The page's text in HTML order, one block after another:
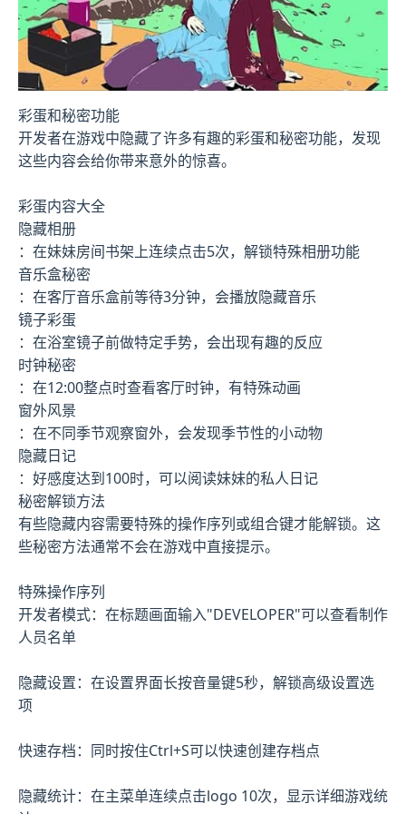
彩蛋和秘密功能
开发者在游戏中隐藏了许多有趣的彩蛋和秘密功能，发现
这些内容会给你带来意外的惊喜。
彩蛋内容大全
隐藏相册
：在妹妹房间书架上连续点击5次，解锁特殊相册功能
音乐盒秘密
：在客厅音乐盒前等待3分钟，会播放隐藏音乐
镜子彩蛋
：在浴室镜子前做特定手势，会出现有趣的反应
时钟秘密
：在12:00整点时查看客厅时钟，有特殊动画
窗外风景
：在不同季节观察窗外，会发现季节性的小动物
隐藏日记
：好感度达到100时，可以阅读妹妹的私人日记
秘密解锁方法
有些隐藏内容需要特殊的操作序列或组合键才能解锁。这
些秘密方法通常不会在游戏中直接提示。
特殊操作序列
开发者模式：在标题画面输入"DEVELOPER"可以查看制作
人员名单
隐藏设置：在设置界面长按音量键5秒，解锁高级设置选
项
快速存档：同时按住Ctrl+S可以快速创建存档点
隐藏统计：在主菜单连续点击logo 10次，显示详细游戏统